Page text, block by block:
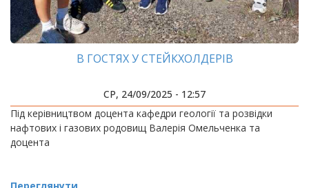
В ГОСТЯХ У СТЕЙКХОЛДЕРІВ
СР, 24/09/2025 - 12:57
Під керівництвом доцента кафедри геології та розвідки
нафтових і газових родовищ Валерія Омельченка та
доцента